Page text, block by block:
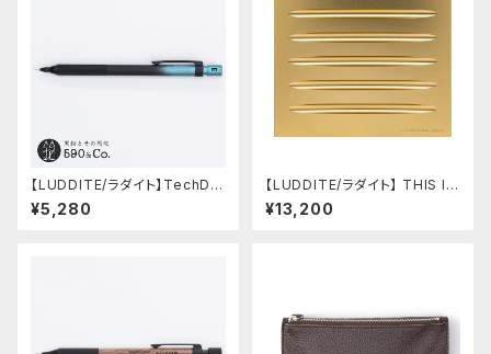
【LUDDITE/ラダイト】TechDra
w2 グラデーションモデル (LDB
-MP2GB1-05)
¥5,280
【LUDDITE/ラダイト】 THIS IN
DUSTRIAL Attractive Pen T
ray2（5本用/GD）
¥13,200